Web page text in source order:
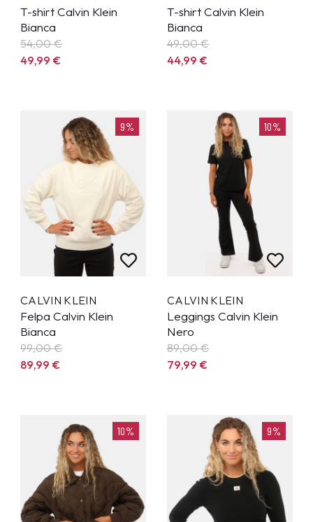
T-shirt Calvin Klein
Bianca
54,00 €
49,99€
T-shirt Calvin Klein
Bianca
49,00 €
44,99€
9%
CALVIN KLEIN
Felpa Calvin Klein
Bianca
99,00 €
89,99€
10%
CALVIN KLEIN
Leggings Calvin Klein
Nero
89,00 €
79,99€
10% 9%